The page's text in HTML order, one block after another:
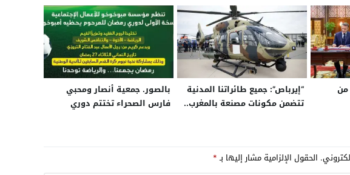
من
“إيرباص”: جميع طائراتنا المدنية
تتضمن مكونات مصنعة بالمغرب..
بالصور. جمعية أنصار ومحبي
فارس الصحراء تختتم دوري
الحقول الإلزامية مشار إليها بـ*